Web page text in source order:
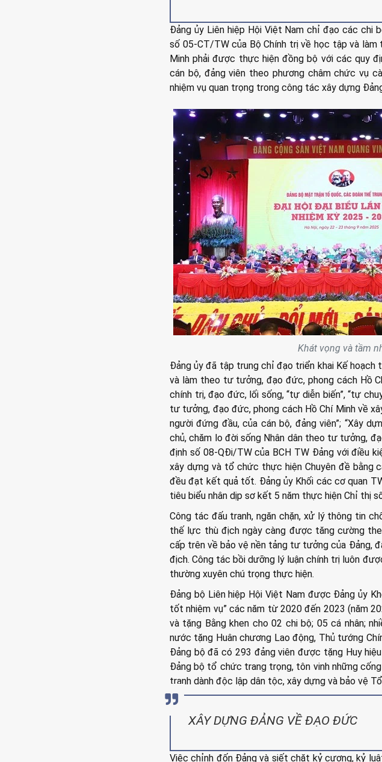
Đảng ủy Liên hiệp Hội Việt Nam chỉ đạo các chi
số 05-CT/TW của Bộ Chính trị về học tập và
Minh phải được thực hiện đồng bộ với các quy
cán bộ, đảng viên theo phương châm chức vụ
nhiệm vụ quan trọng trong công tác xây dựng
Khát vọng và tầm
Đảng ủy đã tập trung chỉ đạo triển khai Kế hoạch
và làm theo tư tưởng, đạo đức, phong cách Hồ
chính trị, đạo đức, lối sống, “tự diễn biến”, “tự
tư tưởng, đạo đức, phong cách Hồ Chí Minh về
người đứng đầu, của cán bộ, đảng viên”; “Xây
chủ, chăm lo đời sống Nhân dân theo tư tưởng,
định số 08-QĐi/TW của BCH TW Đảng với điều
xây dựng và tổ chức thực hiện Chuyên đề bằng
đều đạt kết quả tốt. Đảng ủy Khối các cơ quan
tiêu biểu nhân dịp sơ kết 5 năm thực hiện Chỉ thị
Công tác đấu tranh, ngăn chặn, xử lý thông tin
thế lực thù địch ngày càng được tăng cường
cấp trên về bảo vệ nền tảng tư tưởng của Đảng,
địch. Công tác bồi dưỡng lý luận chính trị luôn
thường xuyên chú trọng thực hiện.
Đảng bộ Liên hiệp Hội Việt Nam được Đảng ủy
tốt nhiệm vụ” các năm từ 2020 đến 2023 (năm
và tặng Bằng khen cho 02 chi bộ; 05 cá nhân;
nước tặng Huân chương Lao động, Thủ tướng
Đảng bộ đã có 293 đảng viên được tặng Huy
Đảng bộ tổ chức trang trọng, tôn vinh những
tranh dành độc lập dân tộc, xây dựng và bảo vệ
XÂY DỰNG ĐẢNG VỀ ĐẠO ĐỨC
Việc chỉnh đốn Đảng và siết chặt kỷ cương, kỷ